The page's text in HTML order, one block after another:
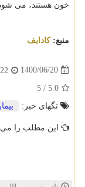
خون هستند، می
منبع:كادایف
1400/06/20
5.0
/
5
تگهای خبر:
این مطلب را می